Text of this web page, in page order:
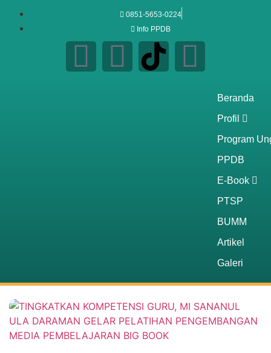
0851-5653-0224
Info PPDB
Beranda
Profil
Program
PPDB
E-Book
PTSP
BUMM
Artikel
Galeri